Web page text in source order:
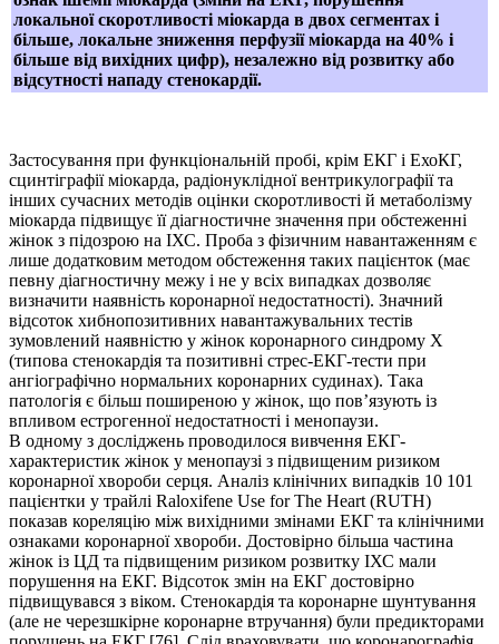
локальної скоротливості міокарда в двох сегментах і
більше, локальне зниження перфузії міокарда на 40% і
більше від вихідних цифр), незалежно від розвитку або
відсутності нападу стенокардії.
Застосування при функціональній пробі, крім ЕКГ і ЕхоКГ,
сцинтіграфії міокарда, радіонуклідної вентрикулографії та
інших сучасних методів оцінки скоротливості й метаболізму
міокарда підвищує її діагностичне значення при обстеженні
жінок з підозрою на ІХС. Проба з фізичним навантаженням є
лише додатковим методом обстеження таких пацієнток (має
певну діагностичну межу і не у всіх випадках дозволяє
визначити наявність коронарної недостатності). Значний
відсоток хибнопозитивних навантажувальних тестів
зумовлений наявністю у жінок коронарного синдрому Х
(типова стенокардія та позитивні стрес-ЕКГ-тести при
ангіографічно нормальних коронарних судинах). Така
патологія є більш поширеною у жінок, що пов’язують із
впливом естрогенної недостатності і менопаузи.
В одному з досліджень проводилося вивчення ЕКГ-
характеристик жінок у менопаузі з підвищеним ризиком
коронарної хвороби серця. Аналіз клінічних випадків 10 101
пацієнтки у трайлі Raloxifene Use for The Heart (RUTH)
показав кореляцію між вихідними змінами ЕКГ та клінічними
ознаками коронарної хвороби. Достовірно більша частина
жінок із ЦД та підвищеним ризиком розвитку ІХС мали
порушення на ЕКГ. Відсоток змін на ЕКГ достовірно
підвищувався з віком. Стенокардія та коронарне шунтування
(але не черезшкірне коронарне втручання) були предикторами